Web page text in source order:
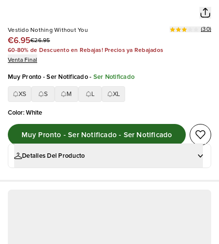
Vestido Nothing Without You
€6.95€26.95
(30)
60-80% de Descuento en Rebajas! Precios ya Rebajados
Venta Final
Muy Pronto - Ser Notificado- Ser Notificado
XS S M XL
Color:White
Muy Pronto - Ser Notificado - Ser Notificado
Detalles Del Producto